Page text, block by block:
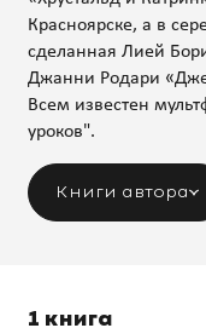
Красноярске, а в
сделанная Лией
Джанни Родари
Всем известен
уроков".
Книги автора
1 книга